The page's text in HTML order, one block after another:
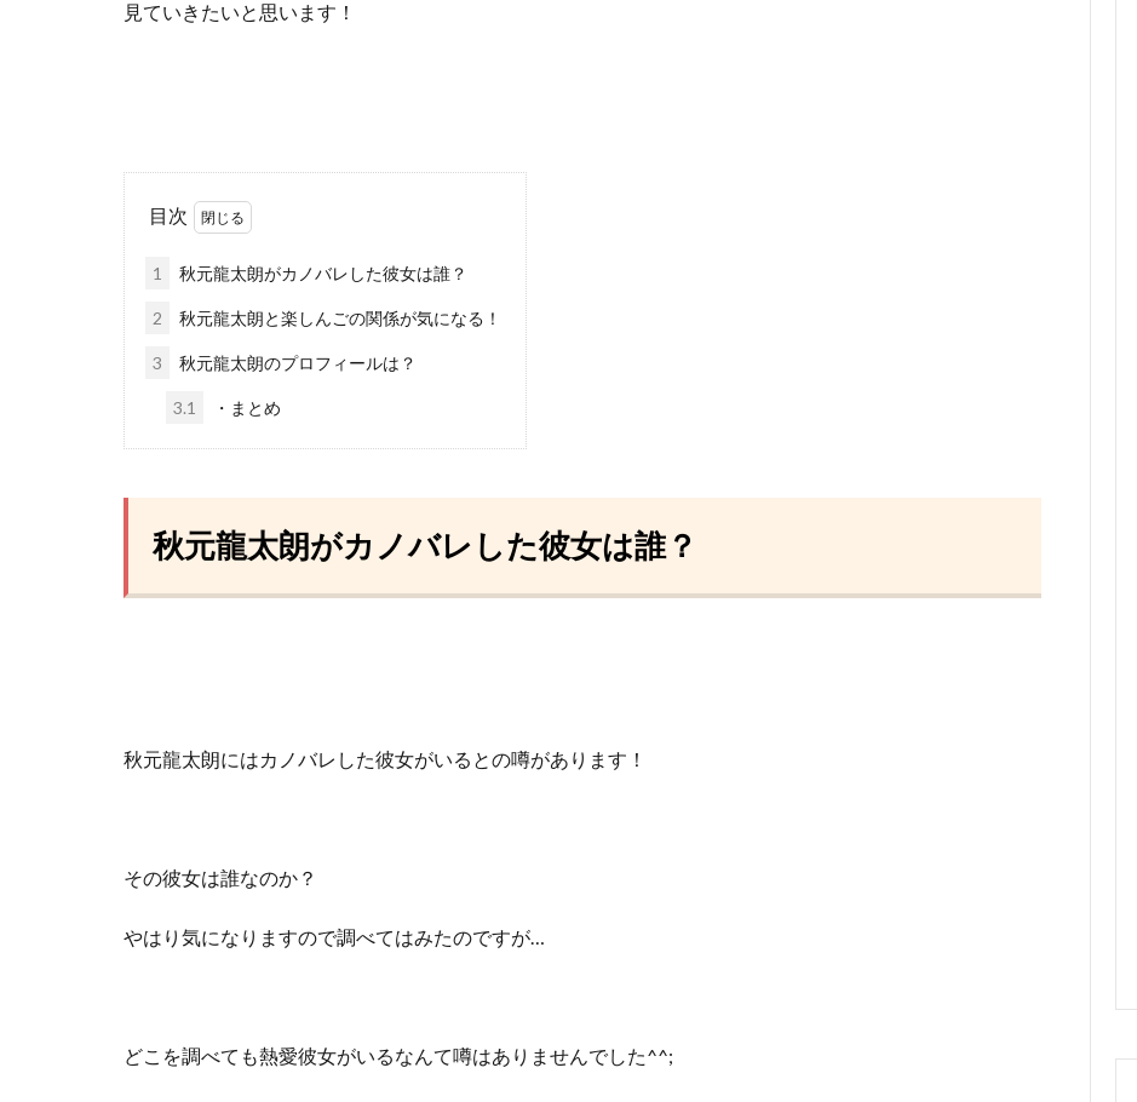
見ていきたいと思います！
目次
1 秋元龍太朗がカノバレした彼女は誰？
2 秋元龍太朗と楽しんごの関係が気になる！
3 秋元龍太朗のプロフィールは？
3.1 ・まとめ
秋元龍太朗がカノバレした彼女は誰？
秋元龍太朗にはカノバレした彼女がいるとの噂があります！
その彼女は誰なのか？
やはり気になりますので調べてはみたのですが…
どこを調べても熱愛彼女がいるなんて噂はありませんでした^^;